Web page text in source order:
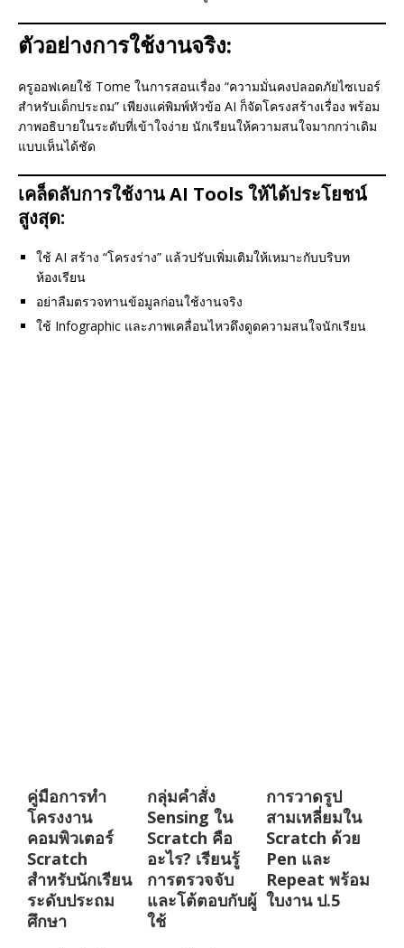
ตัวอย่างการใช้งานจริง:
ครูออฟเคยใช้ Tome ในการสอนเรื่อง “ความมั่นคงปลอดภัยไซเบอร์
สำหรับเด็กประถม” เพียงแค่พิมพ์หัวข้อ AI ก็จัดโครงสร้างเรื่อง พร้อม
ภาพอธิบายในระดับที่เข้าใจง่าย นักเรียนให้ความสนใจมากกว่าเดิม
แบบเห็นได้ชัด
เคล็ดลับการใช้งาน AI Tools ให้ได้ประโยชน์
สูงสุด:
ใช้ AI สร้าง “โครงร่าง” แล้วปรับเพิ่มเติมให้เหมาะกับบริบท
ห้องเรียน
อย่าลืมตรวจทานข้อมูลก่อนใช้งานจริง
ใช้ Infographic และภาพเคลื่อนไหวดึงดูดความสนใจนักเรียน
คู่มือการทำ
โครงงาน
คอมพิวเตอร์
Scratch
สำหรับนักเรียน
ระดับประถม
ศึกษา
กลุ่มคำสั่ง
Sensing ใน
Scratch คือ
อะไร? เรียนรู้
การตรวจจับ
และโต้ตอบกับผู้
ใช้
การวาดรูป
สามเหลี่ยมใน
Scratch ด้วย
Pen และ
Repeat พร้อม
ใบงาน ป.5